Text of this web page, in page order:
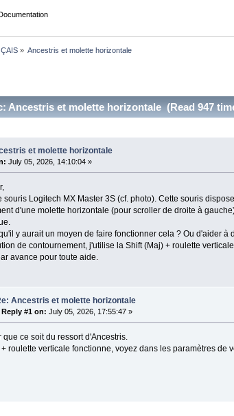
» Ancestris et molette horizontale
Ancestris et molette horizontale (Read 947
et molette horizontale
July 05, 2026, 14:10:04 »
souris Logitech MX Master 3S (cf. photo). Cette souris
d'une molette horizontale (pour scroller de droite à
y aurait un moyen de faire fonctionner cela ? Ou d'aider à
de contournement, j'utilise la Shift (Maj) + roulette
avance pour toute aide.
Ancestris et molette horizontale
Reply #1 on: July 05, 2026, 17:55:47 »
que ce soit du ressort d'Ancestris.
+ roulette verticale fonctionne, voyez dans les paramètres